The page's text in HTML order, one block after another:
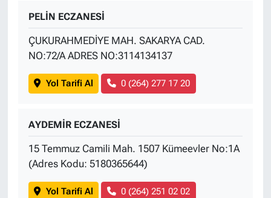
PELİN ECZANESİ
ÇUKURAHMEDİYE MAH. SAKARYA CAD.
NO:72/A ADRES NO:3114134137
Yol Tarifi Al 0 (264) 277 17 20
AYDEMİR ECZANESİ
15 Temmuz Camili Mah. 1507 Kümeevler No:1A
(Adres Kodu: 5180365644)
Yol Tarifi Al 0 (264) 251 02 02